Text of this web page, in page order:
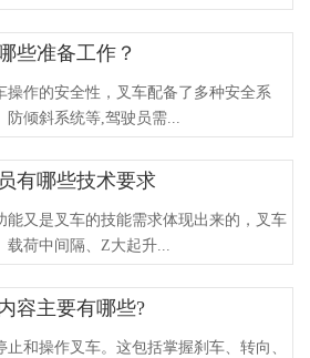
些准备工作？
操作的安全性，叉车配备了多种安全系
倾斜系统等,驾驶员需...
有哪些技术要求
能又是叉车的技能需求体现出来的，叉车
荷中间隔、Z大起升...
容主要有哪些?
和操作叉车。这包括掌握刹车、转向、